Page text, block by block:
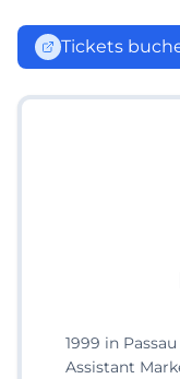
Tickets
1999 in
Assistant